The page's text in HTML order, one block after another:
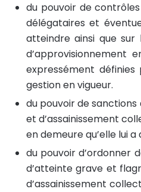
du pouvoir de
délégataires et
atteindre ainsi que sur
d’approvisionnement
expressément
gestion en vigueur.
du pouvoir de sanctions
et d’assainissement
en demeure qu’elle lui a
du pouvoir d’ordonner
d’atteinte grave et
d’assainissement